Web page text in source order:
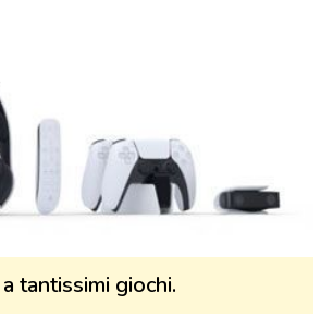
tantissimi giochi.